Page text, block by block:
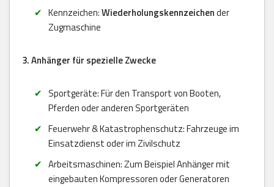
Kennzeichen:Wiederholungskennzeichender
Zugmaschine
3. Anhänger für spezielle Zwecke
Sportgeräte: Für den Transport von Booten,
Pferden oder anderen Sportgeräten
Feuerwehr & Katastrophenschutz: Fahrzeuge im
Einsatzdienst oder im Zivilschutz
Arbeitsmaschinen: Zum Beispiel Anhänger mit
eingebauten Kompressoren oder Generatoren